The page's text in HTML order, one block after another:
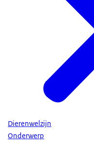
Dierenwelzijn
Onderwerp